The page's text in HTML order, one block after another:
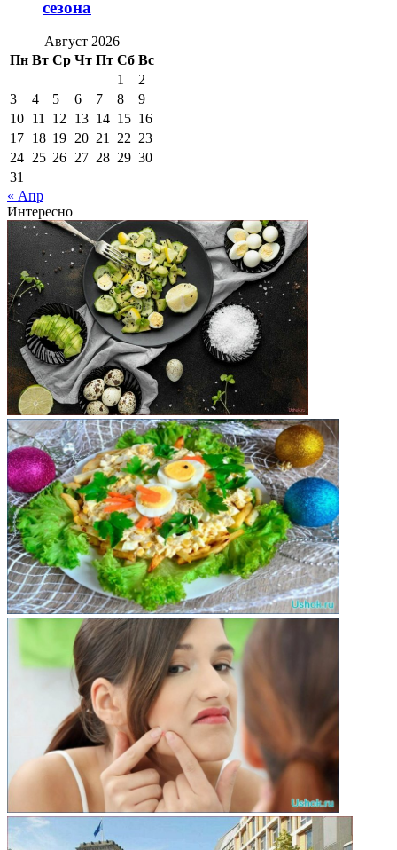
сезона
Август 2026
Пн Вт Ср Чт Пт Сб Вс
1
2
3
4 5 6 7 8
9
10 11 12 13 14 15 16
17 18 19 20 21 22 23
24 25 26 27 28 29 30
31
« Апр
Интересно